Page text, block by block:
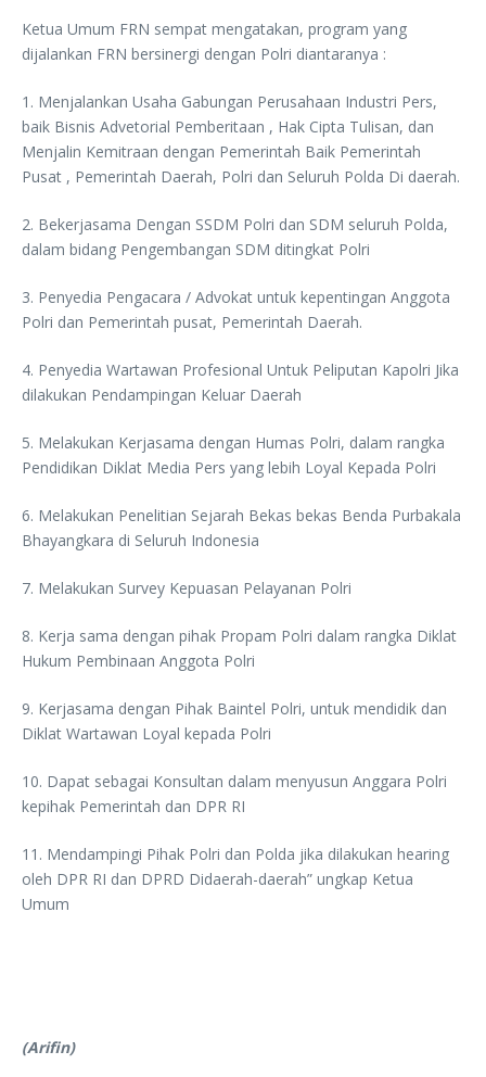
Ketua Umum FRN sempat mengatakan, program yang
dijalankan FRN bersinergi dengan Polri diantaranya :
1. Menjalankan Usaha Gabungan Perusahaan Industri Pers,
baik Bisnis Advetorial Pemberitaan , Hak Cipta Tulisan, dan
Menjalin Kemitraan dengan Pemerintah Baik Pemerintah
Pusat , Pemerintah Daerah, Polri dan Seluruh Polda Di daerah.
2. Bekerjasama Dengan SSDM Polri dan SDM seluruh Polda,
dalam bidang Pengembangan SDM ditingkat Polri
3. Penyedia Pengacara / Advokat untuk kepentingan Anggota
Polri dan Pemerintah pusat, Pemerintah Daerah.
4. Penyedia Wartawan Profesional Untuk Peliputan Kapolri Jika
dilakukan Pendampingan Keluar Daerah
5. Melakukan Kerjasama dengan Humas Polri, dalam rangka
Pendidikan Diklat Media Pers yang lebih Loyal Kepada Polri
6. Melakukan Penelitian Sejarah Bekas bekas Benda Purbakala
Bhayangkara di Seluruh Indonesia
7. Melakukan Survey Kepuasan Pelayanan Polri
8. Kerja sama dengan pihak Propam Polri dalam rangka Diklat
Hukum Pembinaan Anggota Polri
9. Kerjasama dengan Pihak Baintel Polri, untuk mendidik dan
Diklat Wartawan Loyal kepada Polri
10. Dapat sebagai Konsultan dalam menyusun Anggara Polri
kepihak Pemerintah dan DPR RI
11. Mendampingi Pihak Polri dan Polda jika dilakukan hearing
oleh DPR RI dan DPRD Didaerah-daerah” ungkap Ketua
Umum
(Arifin)